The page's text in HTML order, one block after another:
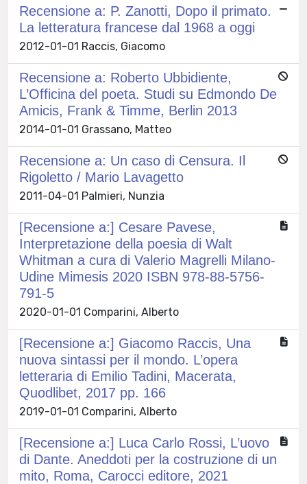
Recensione a: P. Zanotti, Dopo il primato.
La letteratura francese dal 1968 a oggi
2012-01-01 Raccis, Giacomo
Recensione a: Roberto Ubbidiente,
L’Officina del poeta. Studi su Edmondo De
Amicis, Frank & Timme, Berlin 2013
2014-01-01 Grassano, Matteo
Recensione a: Un caso di Censura. Il
Rigoletto / Mario Lavagetto
2011-04-01 Palmieri, Nunzia
[Recensione a:] Cesare Pavese,
Interpretazione della poesia di Walt
Whitman a cura di Valerio Magrelli Milano-
Udine Mimesis 2020 ISBN 978-88-5756-
791-5
2020-01-01 Comparini, Alberto
[Recensione a:] Giacomo Raccis, Una
nuova sintassi per il mondo. L’opera
letteraria di Emilio Tadini, Macerata,
Quodlibet, 2017 pp. 166
2019-01-01 Comparini, Alberto
[Recensione a:] Luca Carlo Rossi, L’uovo
di Dante. Aneddoti per la costruzione di un
mito, Roma, Carocci editore, 2021